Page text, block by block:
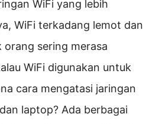
WiFi yang lebih
WiFi terkadang lemot dan
orang sering merasa
WiFi digunakan untuk
cara mengatasi jaringan
laptop? Ada berbagai